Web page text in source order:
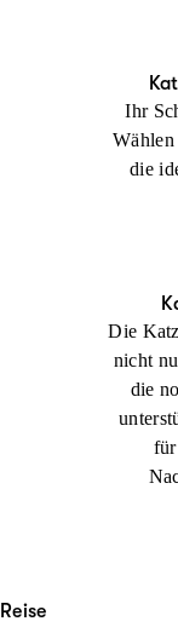
Ihr
die
Die
nicht
die
Reise